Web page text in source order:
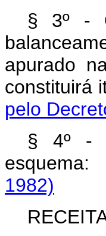
§ 3º -
apurado
pelo
§ 4º -
1982)